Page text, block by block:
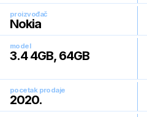
proizvođač
Nokia
model
3.4 4GB, 64GB
pocetak prodaje
2020.